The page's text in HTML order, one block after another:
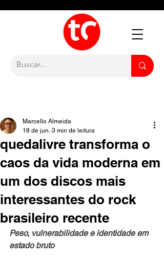
quedalivre transforma o
caos da vida moderna em
um dos discos mais
interessantes do rock
brasileiro recente
Marcello Almeida
18 de jun. 3 min de leitura
Peso, vulnerabilidade e identidade em
estado bruto